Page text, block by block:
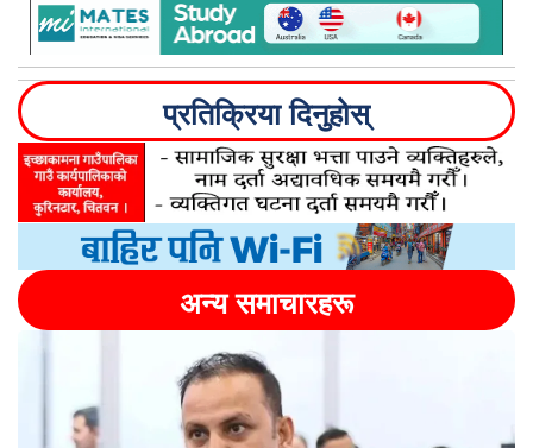
प्रतिक्रिया दिनुहोस्
अन्य समाचारहरू